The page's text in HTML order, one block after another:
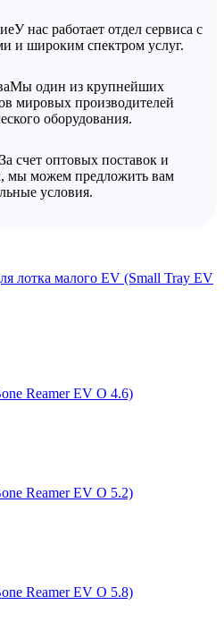
У нас работает отдел сервиса с
и широким спектром услуг.
Мы один из крупнейших
мировых производителей
оборудования.
счет оптовых поставок и
мы можем предложить вам
условия.
лотка малого EV (Small Tray EV
Reamer EV O 4.6)
Reamer EV O 5.2)
Reamer EV O 5.8)